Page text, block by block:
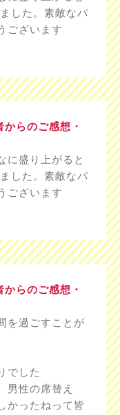
した。素敵なパ
ございます
らのご感想・
に盛り上がると
した。素敵なパ
ございます
らのご感想・
を過ごすことが
でした
性の席替え
かったねって皆